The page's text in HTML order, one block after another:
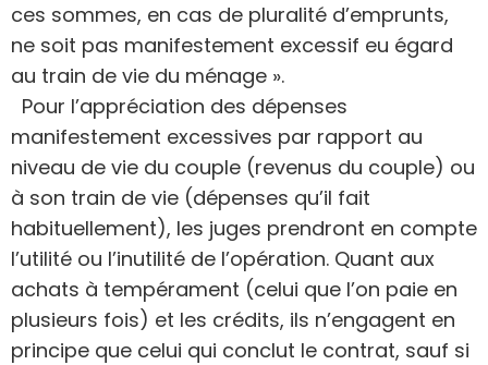
ces sommes, en cas de pluralité d’emprunts,
ne soit pas manifestement excessif eu égard
au train de vie du ménage ».
Pour l’appréciation des dépenses
manifestement excessives par rapport au
niveau de vie du couple (revenus du couple) ou
à son train de vie (dépenses qu’il fait
habituellement), les juges prendront en compte
l’utilité ou l’inutilité de l’opération. Quant aux
achats à tempérament (celui que l’on paie en
plusieurs fois) et les crédits, ils n’engagent en
principe que celui qui conclut le contrat, sauf si